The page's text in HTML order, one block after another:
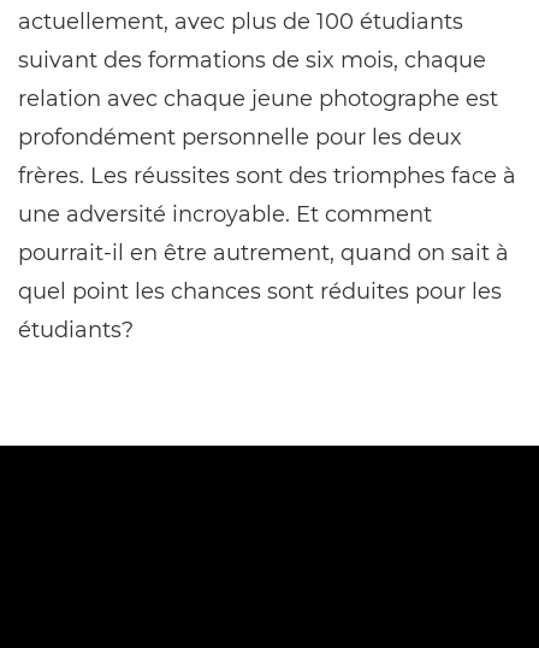
actuellement, avec plus de 100 étudiants
suivant des formations de six mois, chaque
relation avec chaque jeune photographe est
profondément personnelle pour les deux
frères. Les réussites sont des triomphes face à
une adversité incroyable. Et comment
pourrait-il en être autrement, quand on sait à
quel point les chances sont réduites pour les
étudiants?